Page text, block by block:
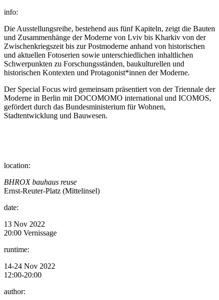
info:
Die Ausstellungsreihe, bestehend aus fünf Kapiteln, zeigt die Bauten
und Zusammenhänge der Moderne von Lviv bis Kharkiv von der
Zwischenkriegszeit bis zur Postmoderne anhand von historischen
und aktuellen Fotoserien sowie unterschiedlichen inhaltlichen
Schwerpunkten zu Forschungsständen, baukulturellen und
historischen Kontexten und Protagonist*innen der Moderne.
Der Special Focus wird gemeinsam präsentiert von der Triennale der
Moderne in Berlin mit DOCOMOMO international und ICOMOS,
gefördert durch das Bundesministerium für Wohnen,
Stadtentwicklung und Bauwesen.
location:
BHROX bauhaus reuse
Ernst-Reuter-Platz (Mittelinsel)
date:
13 Nov 2022
20:00 Vernissage
runtime:
14-24 Nov 2022
12:00-20:00
author: